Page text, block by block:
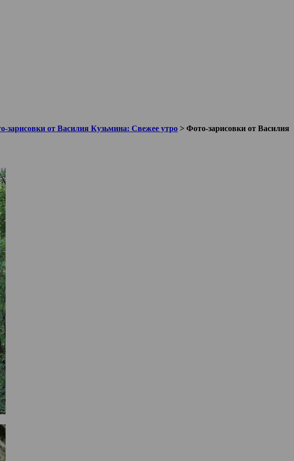
зарисовки от Василия Кузьмина: Свежее утро > Фото-зарисовки от Василия